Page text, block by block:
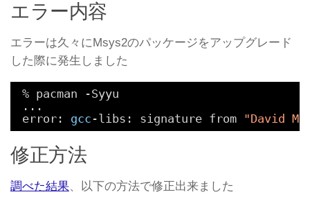
エラー内容
エラーは久々にMsys2のパッケージをアップグレード
した際に発生しました
% pacman -Syyu
...
error: gcc -libs: signature from "David
修正方法
調べた結果 、以下の方法で修正出来ました